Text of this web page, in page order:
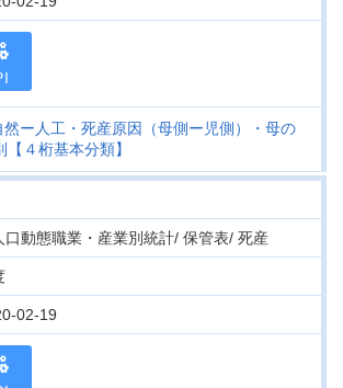
然ー人工・死産原因（母側ー児側）・母の
４桁基本分類】
口動態職業・産業別統計/ 保管表/ 死産
02-19